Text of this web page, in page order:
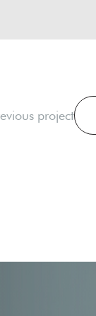
project